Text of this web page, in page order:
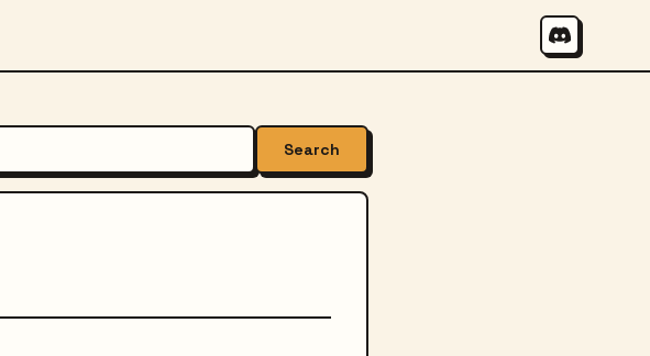
Search